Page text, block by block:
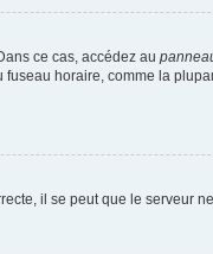
ce cas, accédez au
horaire, comme la
il se peut que le serveur